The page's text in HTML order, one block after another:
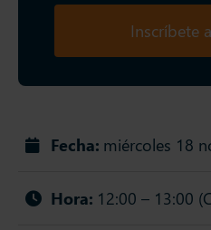
Inscríbete
Fecha: miércoles 18
Hora: 12:00 – 13:00